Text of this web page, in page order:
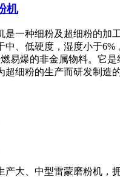
机
是一种细粉及超细粉的加
中、低硬度，湿度小于6%
易爆的非金属物料。它是
超细粉的生产而研发制造
产大、中型雷蒙磨粉机，